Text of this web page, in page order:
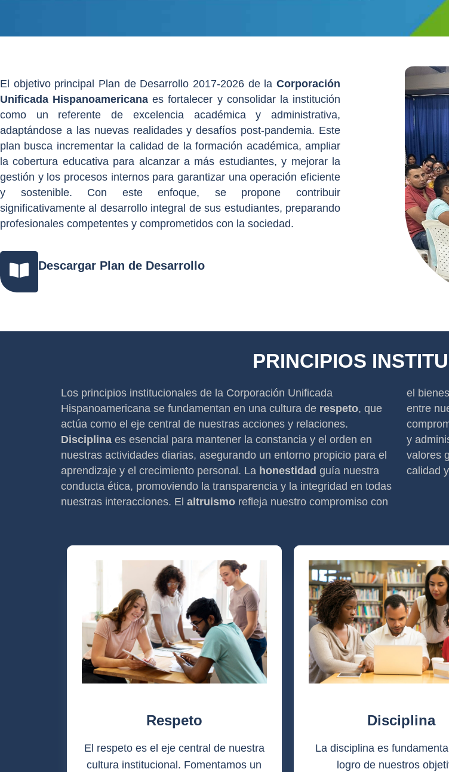
El objetivo principal Plan de Desarrollo 2017-2026 de la Corporación
Unificada Hispanoamericana es fortalecer y consolidar la institución
como un referente de excelencia académica y administrativa,
adaptándose a las nuevas realidades y desafíos post-pandemia. Este
plan busca incrementar la calidad de la formación académica, ampliar
la cobertura educativa para alcanzar a más estudiantes, y mejorar la
gestión y los procesos internos para garantizar una operación eficiente
y sostenible. Con este enfoque, se propone contribuir
significativamente al desarrollo integral de sus estudiantes, preparando
profesionales competentes y comprometidos con la sociedad.
Descargar Plan de Desarrollo
PRINCIPIOS
Los principios institucionales de la Corporación Unificada
Hispanoamericana se fundamentan en una cultura de respeto, que
actúa como el eje central de nuestras acciones y relaciones.
Disciplina es esencial para mantener la constancia y el orden en
nuestras actividades diarias, asegurando un entorno propicio para el
aprendizaje y el crecimiento personal. La honestidad guía nuestra
conducta ética, promoviendo la transparencia y la integridad en todas
nuestras interacciones. El altruismo refleja nuestro compromiso con
el
entre
y
valores
calidad
Respeto
El respeto es el eje central de nuestra
cultura institucional. Fomentamos un
Disciplina
La disciplina es
logro de nuestros